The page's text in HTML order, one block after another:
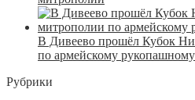
В Дивеево прошёл Кубок
по армейскому
Рубрики